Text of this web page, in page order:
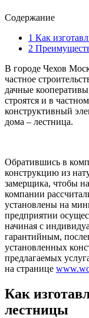
Содержание
1 Как
2
В городе Чехов
частное
дачные
строятся и в
конструктивный
дома – лестница.
Обратившись в
конструкцию из
замерщика, чтобы
компании
установлены на
предприятии
начиная с
гарантийным,
установленных
предлагаемых
на странице
Как
лестницы